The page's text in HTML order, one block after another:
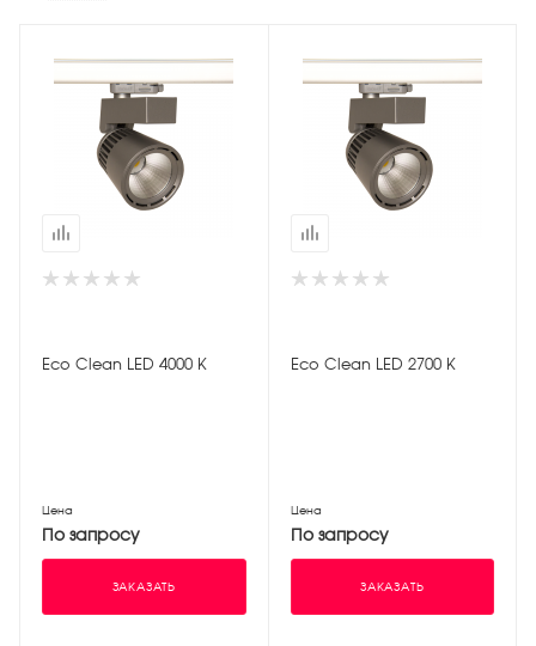
Eco Clean LED 4000 К
Цена
По запросу
ЗАКАЗАТЬ
Eco Clean LED 2700 К
Цена
По запросу
ЗАКАЗАТЬ